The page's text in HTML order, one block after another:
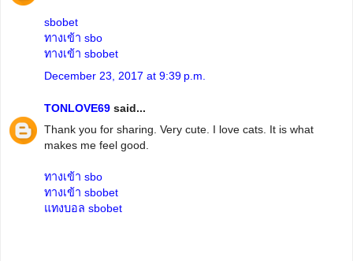
sbobet
ทางเข้า sbo
ทางเข้า sbobet
December 23, 2017 at 9:39 p.m.
TONLOVE69 said...
Thank you for sharing. Very cute. I love cats. It is what
makes me feel good.
ทางเข้า sbo
ทางเข้า sbobet
แทงบอล sbobet